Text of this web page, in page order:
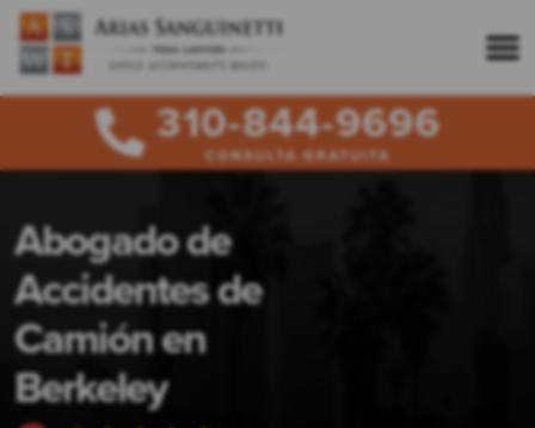
310-844-9696
CONSULTA GRATUITA
Abogado de
Accidentes de
Camión en
Berkeley